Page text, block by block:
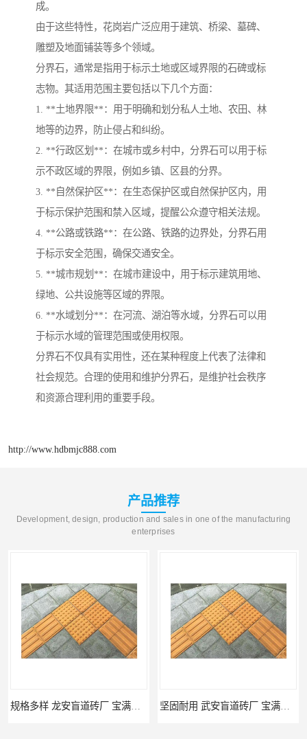
成。
由于这些特性，花岗岩广泛应用于建筑、桥梁、墓碑、
雕塑及地面铺装等多个领域。
分界石，通常是指用于标示土地或区域界限的石碑或标
志物。其适用范围主要包括以下几个方面：
1. **土地界限**：用于明确和划分私人土地、农田、林
地等的边界，防止侵占和纠纷。
2. **行政区划**：在城市或乡村中，分界石可以用于标
示不政区域的界限，例如乡镇、区县的分界。
3. **自然保护区**：在生态保护区或自然保护区内，用
于标示保护范围和禁入区域，提醒公众遵守相关法规。
4. **公路或铁路**：在公路、铁路的边界处，分界石用
于标示安全范围，确保交通安全。
5. **城市规划**：在城市建设中，用于标示建筑用地、
绿地、公共设施等区域的界限。
6. **水域划分**：在河流、湖泊等水域，分界石可以用
于标示水域的管理范围或使用权限。
分界石不仅具有实用性，还在某种程度上代表了法律和
社会规范。合理的使用和维护分界石，是维护社会秩序
和资源合理利用的重要手段。
http://www.hdbmjc888.com
产品推荐
Development, design, production and sales in one of the manufacturing
enterprises